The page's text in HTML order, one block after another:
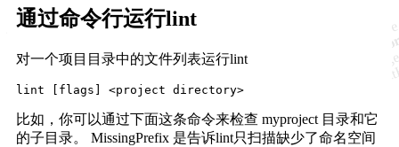
通过命令行运行lint
对一个项目目录中的文件列表运行lint
比如，你可以通过下面这条命令来检查 myproject 目录和它
的子目录。 MissingPrefix 是告诉lint只扫描缺少了命名空间